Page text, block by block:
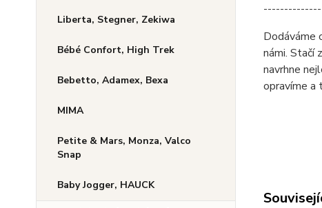
Liberta, Stegner, Zekiwa
Bébé Confort, High Trek
Bebetto, Adamex, Bexa
MIMA
Petite & Mars, Monza, Valco
Snap
Baby Jogger, HAUCK
Dodáváme
námi. Stačí
navrhne
opravíme a